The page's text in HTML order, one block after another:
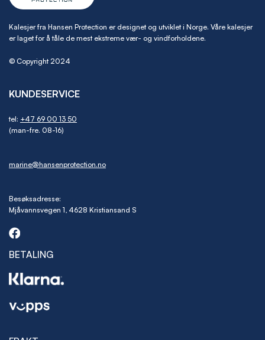
Kalesjer fra Hansen Protection er designet og utviklet i Norge. Våre kalesjer
er laget for å tåle de mest ekstreme vær- og vindforholdene.
© Copyright 2024
KUNDESERVICE
tel: +47 69 00 13 50
(man-fre. 08-16)
marine@hansenprotection.no
Besøksadresse:
Mjåvannsvegen 1, 4628 Kristiansand S
BETALING